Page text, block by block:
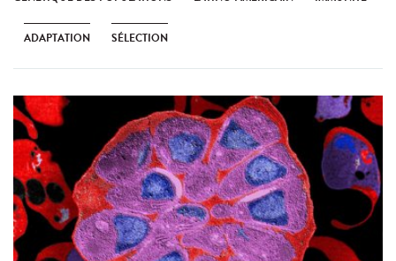
ADAPTATION SÉLECTION